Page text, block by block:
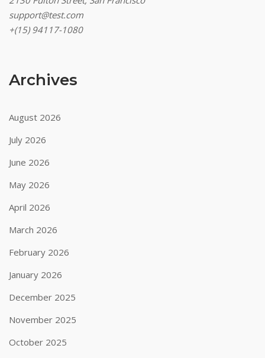
support@test.com
+(15) 94117-1080
Archives
August 2026
July 2026
June 2026
May 2026
April 2026
March 2026
February 2026
January 2026
December 2025
November 2025
October 2025